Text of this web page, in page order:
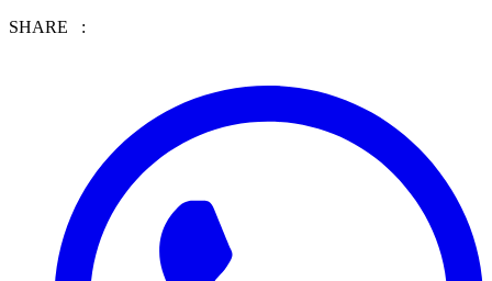
SHARE :